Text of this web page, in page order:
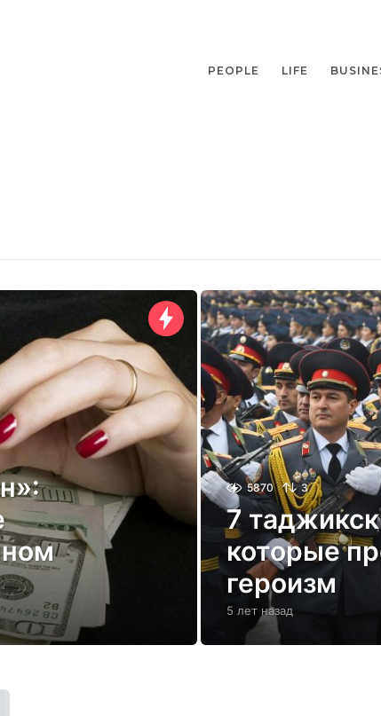
PEOPLE LIFE
5870 3
7
которые
героизм
5 лет назад5
е